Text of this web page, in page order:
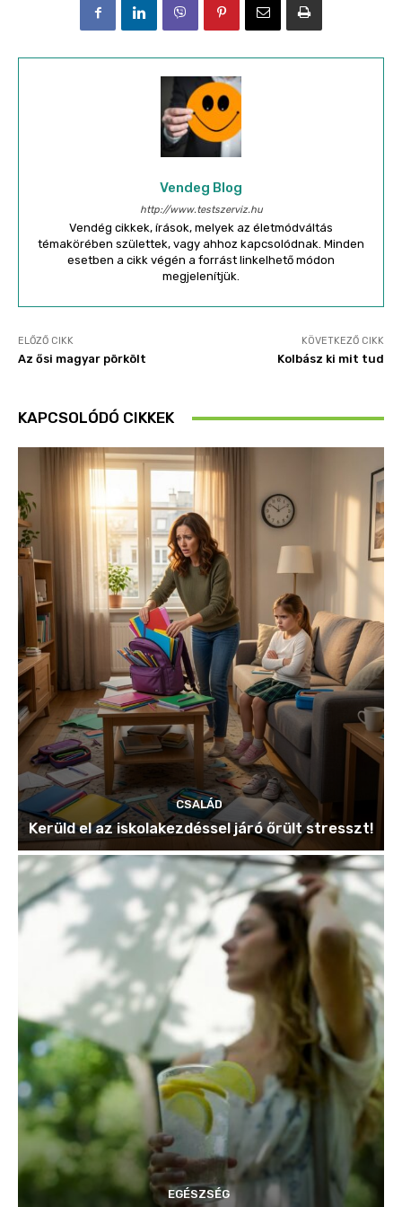
Vendeg Blog
http://www.testszerviz.hu
Vendég cikkek, írások, melyek az életmódváltás
témakörében születtek, vagy ahhoz kapcsolódnak. Minden
esetben a cikk végén a forrást linkelhető módon
megjelenítjük.
ELŐZŐ CIKK
Az ősi magyar pörkölt
KÖVETKEZŐ CIKK
Kolbász ki mit tud
KAPCSOLÓDÓ CIKKEK
CSALÁD
Kerüld el az iskolakezdéssel járó őrült stresszt!
EGÉSZSÉG